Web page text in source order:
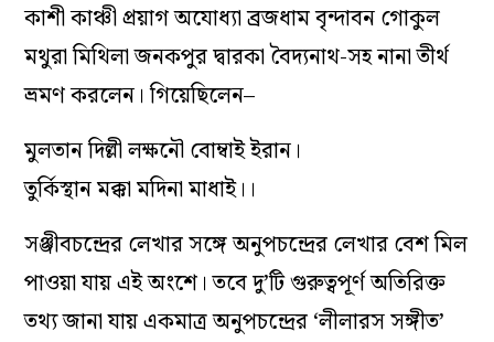
কাশী কাঞ্চী প্রয়াগ অযোধ্যা ব্রজধাম বৃন্দাবন গোকুল
মথুরা মিথিলা জনকপুর দ্বারকা বৈদ্যনাথ-সহ নানা তীর্থ
ভ্রমণ করলেন। গিয়েছিলেন–
মুলতান দিল্লী লক্ষনৌ বোম্বাই ইরান।
তুর্কিস্থান মক্কা মদিনা মাধাই।।
সঞ্জীবচন্দ্রের লেখার সঙ্গে অনুপচন্দ্রের লেখার বেশ মিল
পাওয়া যায় এই অংশে। তবে দু’টি গুরুত্বপূর্ণ অতিরিক্ত
তথ্য জানা যায় একমাত্র অনুপচন্দ্রের ‘লীলারস সঙ্গীত’